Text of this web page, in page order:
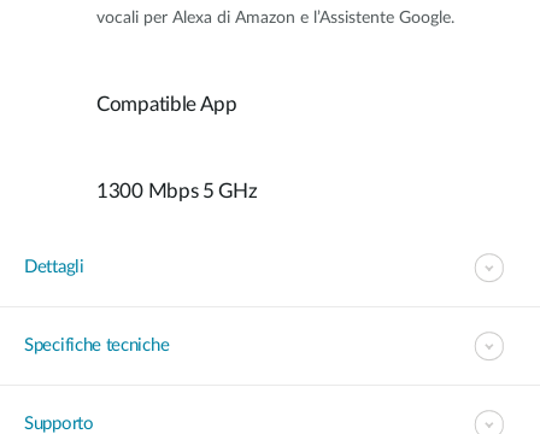
vocali per Alexa di Amazon e l’Assistente Google.
Compatible App
1300 Mbps 5 GHz
Dettagli
Specifiche tecniche
Supporto